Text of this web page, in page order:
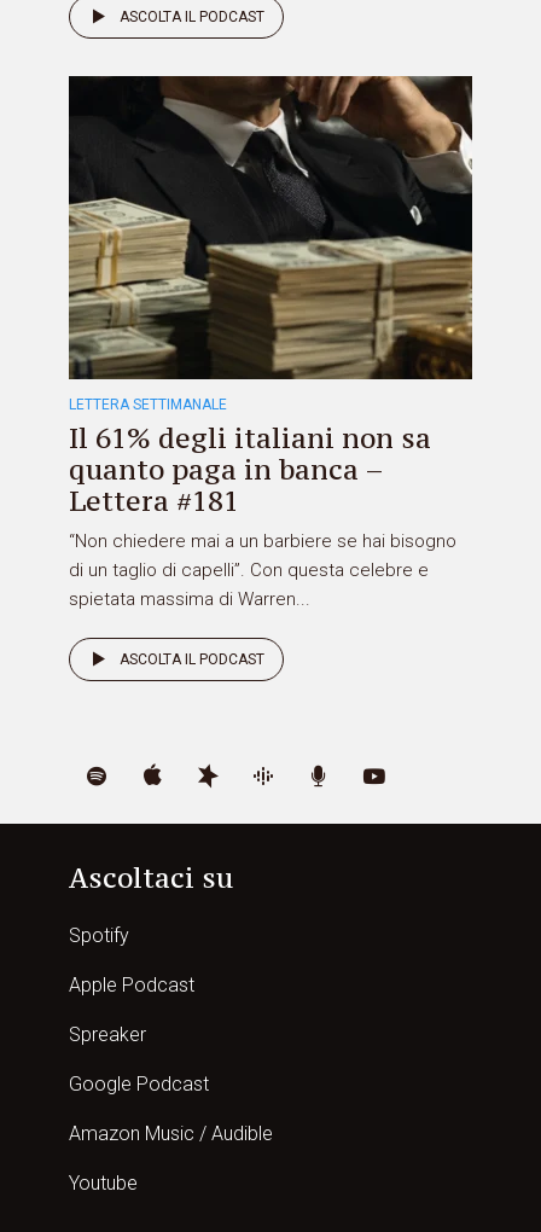
ASCOLTA IL PODCAST
LETTERA SETTIMANALE
Il 61% degli italiani non sa
quanto paga in banca –
Lettera #181
“Non chiedere mai a un barbiere se hai bisogno
di un taglio di capelli”. Con questa celebre e
spietata massima di Warren...
ASCOLTA IL PODCAST
Ascoltaci su
Spotify
Apple Podcast
Spreaker
Google Podcast
Amazon Music / Audible
Youtube